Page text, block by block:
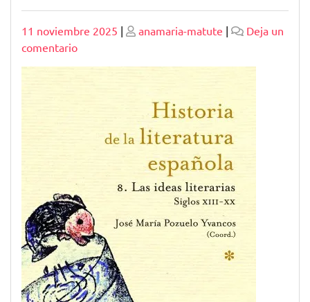
Publicado
11 noviembre 2025 | Publicado
anamaria-matute |
Deja un
comentarioen
Literatura